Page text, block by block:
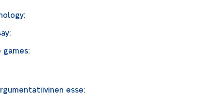
games;
esse;